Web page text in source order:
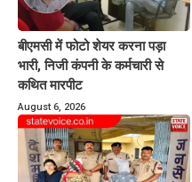
बीएमसी में फोटो शेयर करना पड़ा
भारी, निजी कंपनी के कर्मचारी से
कथित मारपीट
August 6, 2026